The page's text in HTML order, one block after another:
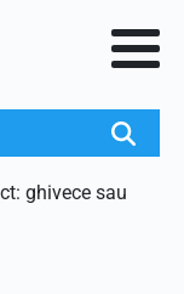
ghivece sau